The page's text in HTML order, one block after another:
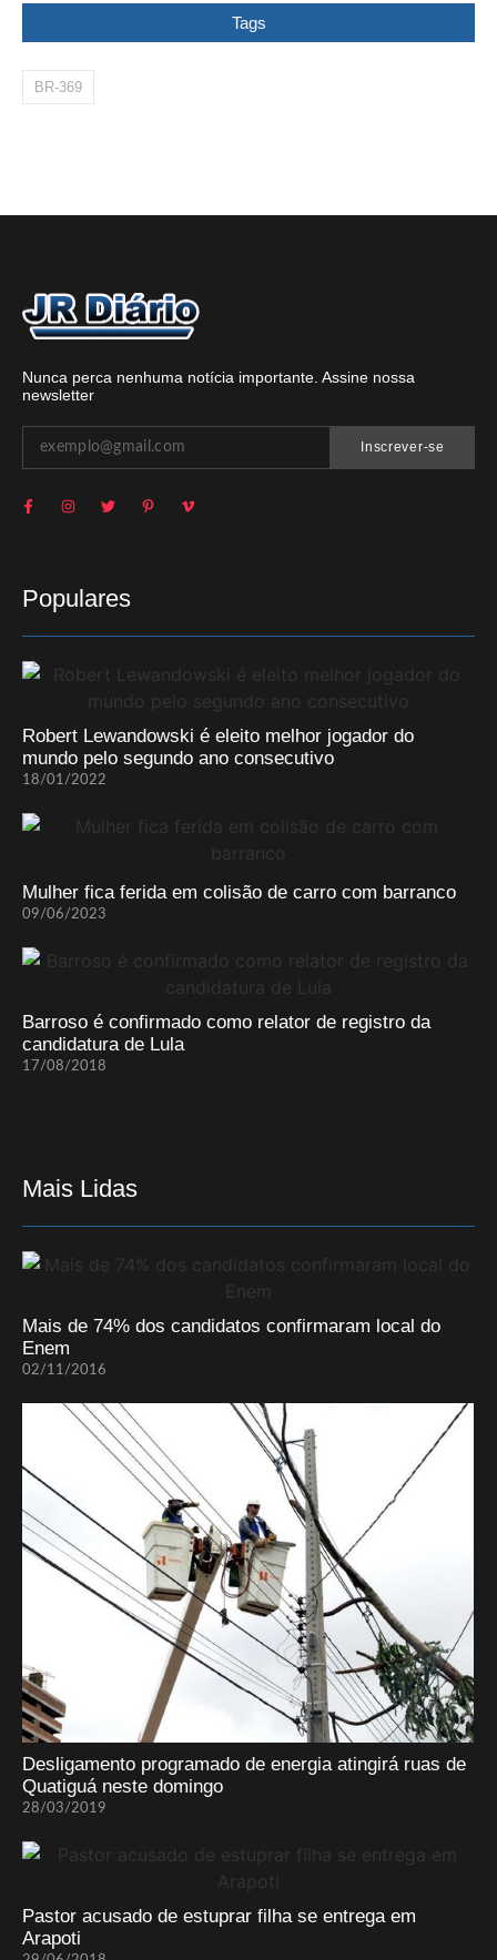
Tags
BR-369
Nunca perca nenhuma notícia importante. Assine nossa
newsletter
Inscrever-se
Populares
Robert Lewandowski é eleito melhor jogador do
mundo pelo segundo ano consecutivo
18/01/2022
Mulher fica ferida em colisão de carro com barranco
09/06/2023
Barroso é confirmado como relator de registro da
candidatura de Lula
17/08/2018
Mais Lidas
Mais de 74% dos candidatos confirmaram local do
Enem
02/11/2016
Desligamento programado de energia atingirá ruas de
Quatiguá neste domingo
28/03/2019
Pastor acusado de estuprar filha se entrega em
Arapoti